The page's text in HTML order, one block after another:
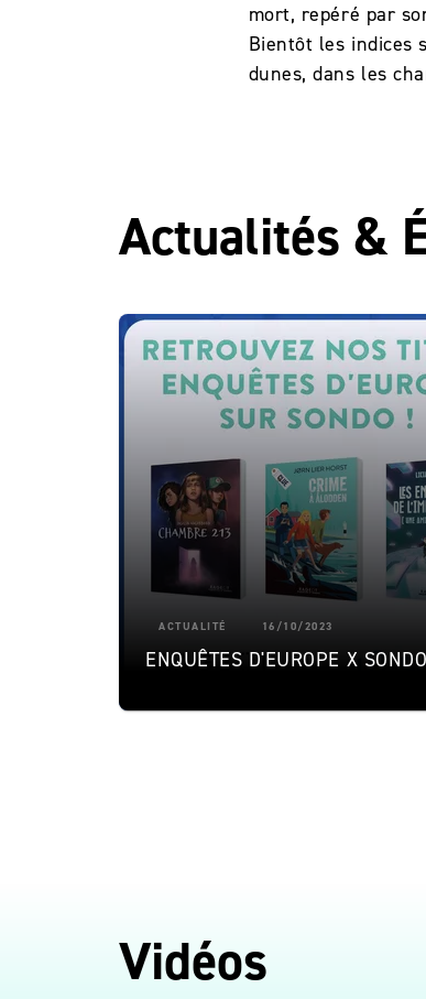
mort, repéré par
Bientôt les indices
dunes, dans les
Actualités &
ACTUALITÉ 16/10/2023
ENQUÊTES D'EUROPE X SONDO
Vidéos